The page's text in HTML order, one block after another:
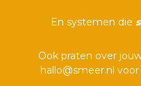
En systemen die
Ook praten over
hallo@smeer.nl